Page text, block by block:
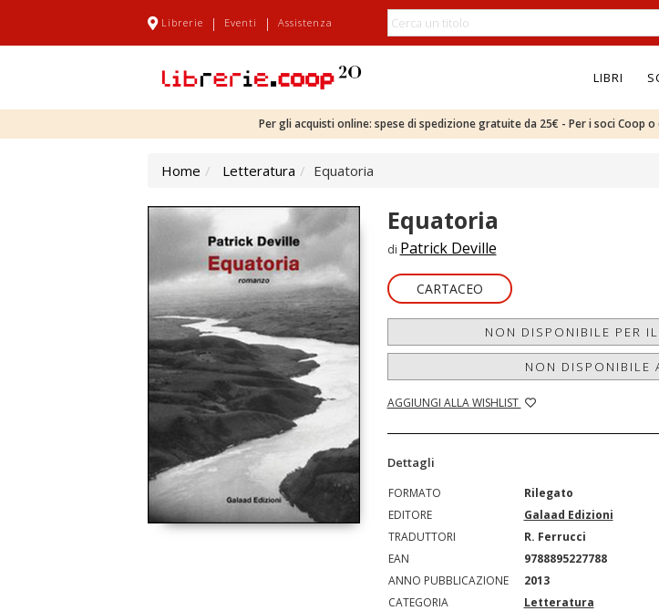
Librerie | Eventi | Assistenza
LIBRI
Per gli acquisti online: spese di spedizione gratuite da 25€ - Per i soci
Home Letteratura Equatoria
Equatoria
di Patrick Deville
CARTACEO
NON DISPONIBILE PER
NON DISPONIBILE
AGGIUNGI ALLA WISHLIST
Dettagli
FORMATO
Rilegato
EDITORE
Galaad Edizioni
TRADUTTORI
R. Ferrucci
EAN
9788895227788
ANNO PUBBLICAZIONE
2013
CATEGORIA
Letteratura